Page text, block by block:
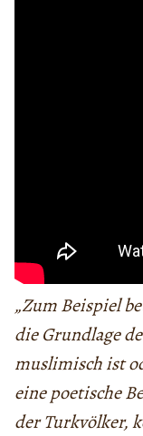
„Zum Beispiel
die Grundlage
muslimisch ist
eine poetische
der Turkvölker,